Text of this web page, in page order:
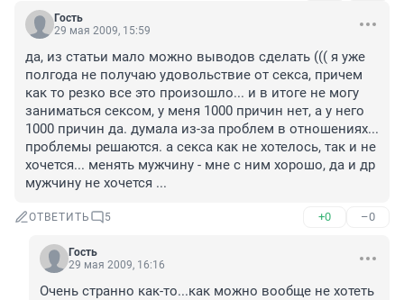
Гость
29 мая 2009, 15:59
да, из статьи мало можно выводов сделать ((( я уже
полгода не получаю удовольствие от секса, причем
как то резко все это произошло... и в итоге не могу
заниматься сексом, у меня 1000 причин нет, а у него
1000 причин да. думала из-за проблем в отношениях...
проблемы решаются. а секса как не хотелось, так и не
хочется... менять мужчину - мне с ним хорошо, да и др
мужчину не хочется ...
ОТВЕТИТЬ 5 +0 –0
Гость
29 мая 2009, 16:16
Очень странно как-то...как можно вообще не хотеть